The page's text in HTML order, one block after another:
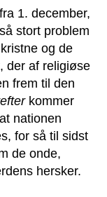
fra 1. december,
stort problem
og de
der af religiøse
frem til den
kommer
nationen
for så til sidst
de onde,
hersker.